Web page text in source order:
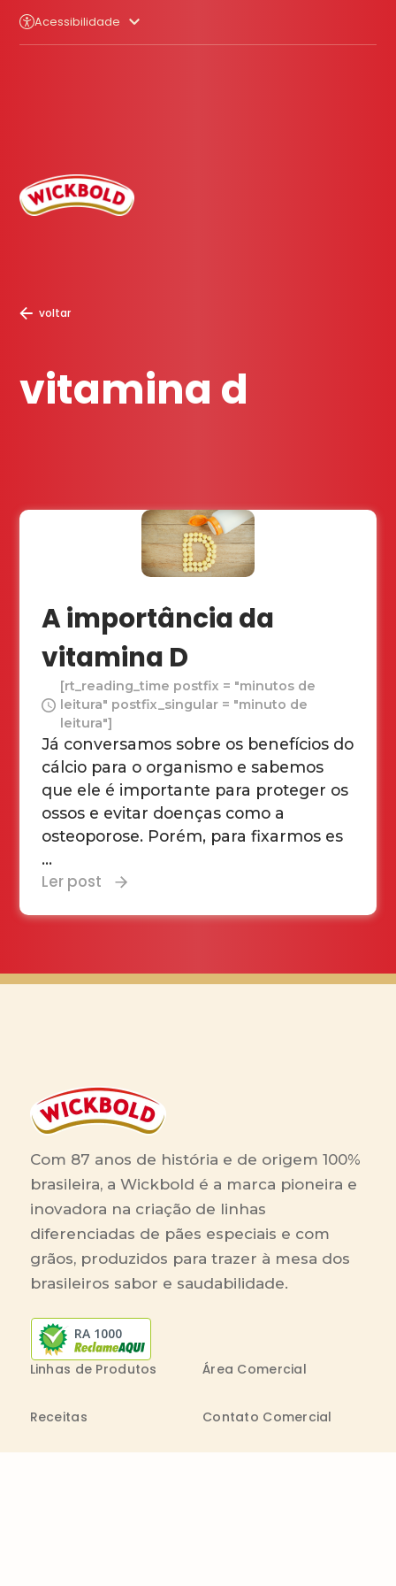
Acessibilidade
voltar
vitamina d
A importância da
vitamina D
[rt_reading_time postfix = "minutos de
leitura" postfix_singular = "minuto de
leitura"]
Já conversamos sobre os benefícios do
cálcio para o organismo e sabemos
que ele é importante para proteger os
ossos e evitar doenças como a
osteoporose. Porém, para fixarmos es
...
Ler post
Com 87 anos de história e de origem 100%
brasileira, a Wickbold é a marca pioneira e
inovadora na criação de linhas
diferenciadas de pães especiais e com
grãos, produzidos para trazer à mesa dos
brasileiros sabor e saudabilidade.
RA 1000
Linhas de Produtos Área Comercial
Receitas Contato Comercial